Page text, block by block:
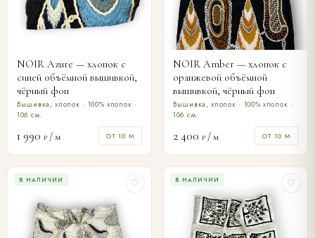
NOIR Azure — хлопок с
синей объёмной вышивкой,
чёрный фон
Вышивка, хлопок · 100% хлопок ·
106 см.
1 990 ₽ / м ОТ 10 М
NOIR Amber — хлопок с
оранжевой объёмной
вышивкой, чёрный фон
Вышивка, хлопок · 100% хлопок ·
106 см.
2 400 ₽ / м ОТ 10 М
В НАЛИЧИИ ♡ В НАЛИЧИИ ♡